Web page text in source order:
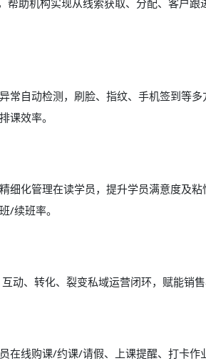
助机构实现从线索获取、分配、客户跟
常自动检测，刷脸、指纹、手机签到等
课效率。
细化管理在读学员，提升学员满意度及
/续班率。
动、转化、裂变私域运营闭环，赋能销
在线购课/约课/请假、上课提醒、打卡作